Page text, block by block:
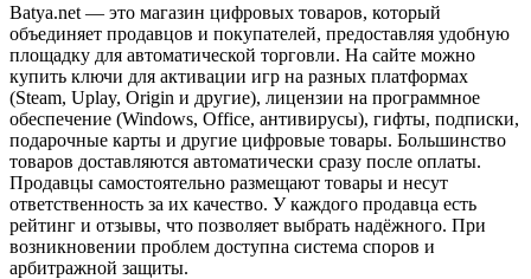
Batya.net — это магазин цифровых товаров, который
объединяет продавцов и покупателей, предоставляя удобную
площадку для автоматической торговли. На сайте можно
купить ключи для активации игр на разных платформах
(Steam, Uplay, Origin и другие), лицензии на программное
обеспечение (Windows, Office, антивирусы), гифты, подписки,
подарочные карты и другие цифровые товары. Большинство
товаров доставляются автоматически сразу после оплаты.
Продавцы самостоятельно размещают товары и несут
ответственность за их качество. У каждого продавца есть
рейтинг и отзывы, что позволяет выбрать надёжного. При
возникновении проблем доступна система споров и
арбитражной защиты.